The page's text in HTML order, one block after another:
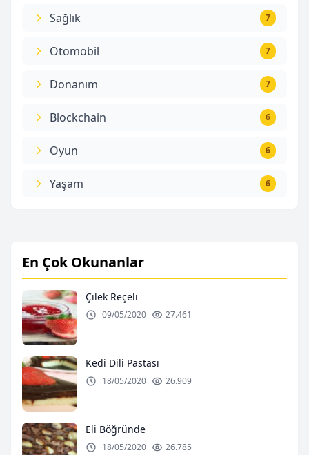
Sağlık 7
Otomobil 7
Donanım 7
Blockchain 6
Oyun 6
Yaşam 6
En Çok Okunanlar
Çilek Reçeli
09/05/2020 27.461
Kedi Dili Pastası
18/05/2020 26.909
Eli Böğründe
18/05/2020 26.785